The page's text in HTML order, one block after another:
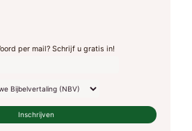
per mail? Schrijf u gratis in!